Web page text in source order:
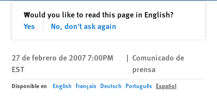
contentWould you like to read this page in English?
Yes
No, don't ask again
✕Cerrar
27 de febrero de 2007 7:00PM
EST
| Comunicado de
prensa
Disponible en English Français Deutsch Português Español